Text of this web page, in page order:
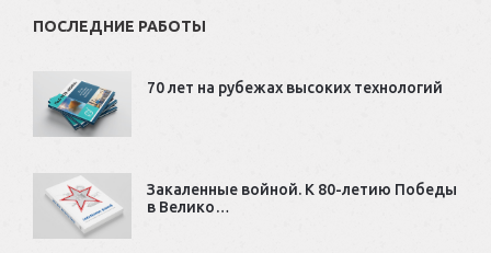
ПОСЛЕДНИЕ РАБОТЫ
70 лет на рубежах высоких технологий
Закаленные войной. К 80-летию Победы
в Велико…